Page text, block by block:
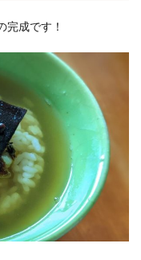
完成です！